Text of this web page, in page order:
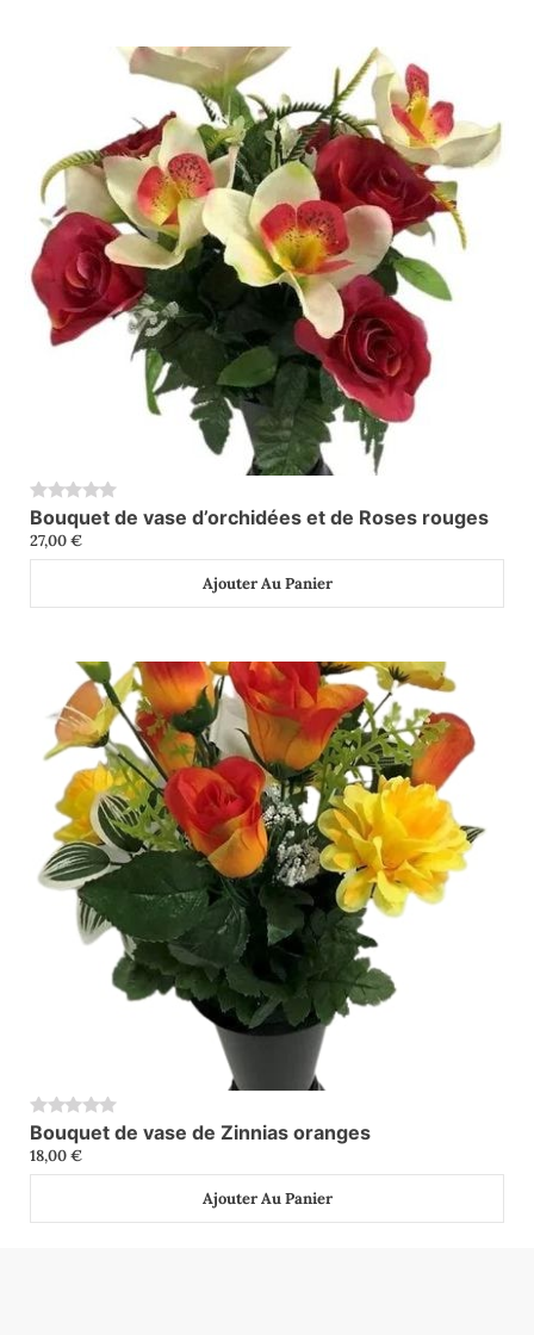
0
Bouquet de vase d’orchidées et de Roses rouges
27,00€
Ajouter Au Panier
0
Bouquet de vase de Zinnias oranges
18,00€
Ajouter Au Panier